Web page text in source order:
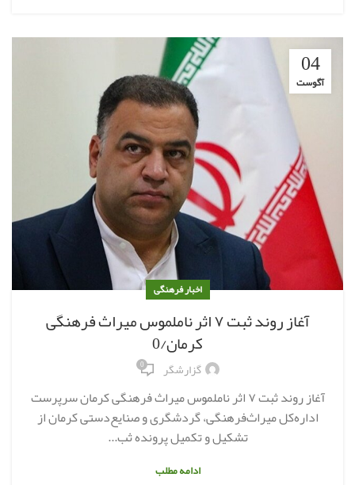
04
آگوست
اخبار فرهنگی
آغاز روند ثبت ۷ اثر ناملموس میراث فرهنگی
کرمان/0
گزارشگر 0
آغاز روند ثبت ۷ اثر ناملموس میراث فرهنگی کرمان سرپرست
اداره‌کل میراث‌فرهنگی، گردشگری و صنایع‌دستی کرمان از
تشکیل و تکمیل پرونده ثب...
ادامه مطلب